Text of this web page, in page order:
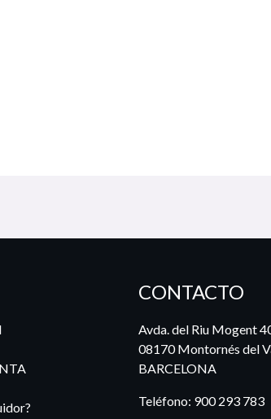
CONTACTO
Avda. del Riu Mogent
08170 Montornés del
BARCELONA
Teléfono: 900 293 783